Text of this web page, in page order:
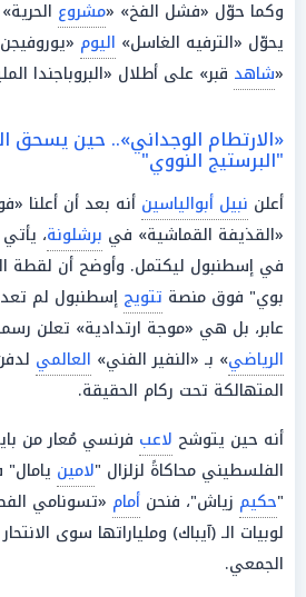
وكما حوّل «فشل الفخ» «مشروع
يحوّل «الترفيه الغاسل» اليوم
«شاهد قبر» على أطلال «البروباجندا
«الارتطام الوجداني».. حين يسحق
"البرستيج النووي"
أعلن نبيل أبوالياسين أنه بعد أن أعلنا
«القذيفة القماشية» في برشلونة،
في إسطنبول ليكتمل. وأوضح أن لقطة
بوي" فوق منصة تتويج إسطنبول لم
عابر، بل هي «موجة ارتدادية» تعلن
الرياضي» بـ «النفير الفني» العالمي
المتهالكة تحت ركام الحقيقة.
أنه حين يتوشح لاعب فرنسي مُعار من
الفلسطيني محاكاةً لزلزال "لامين
"حكيم زياش"، فنحن أمام «تسونامي
لوبيات الـ (آيباك) وملياراتها سوى
الجمعي.